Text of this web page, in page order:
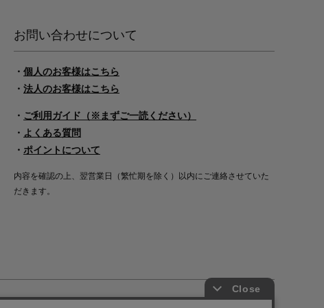
お問い合わせについて
・ 個人のお客様はこちら
・ 法人のお客様はこちら
・ ご利用ガイド（※まずご一読ください）
・ よくある質問
・ ポイントについて
内容を確認の上、翌営業日（繁忙期を除く）以内にご連絡させていた
だきます。